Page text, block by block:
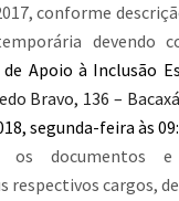
conforme
devendo
Apoio à Inclusão
Bravo, 136 –
segunda-feira às
os documentos e
respectivos cargos,